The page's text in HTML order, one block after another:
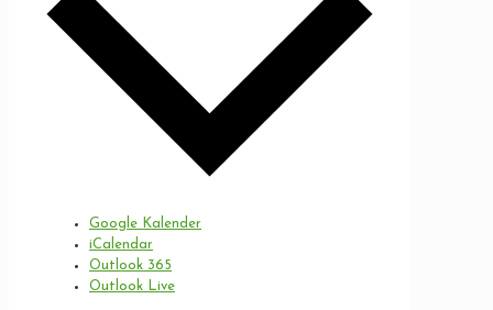
Google Kalender
iCalendar
Outlook 365
Outlook Live